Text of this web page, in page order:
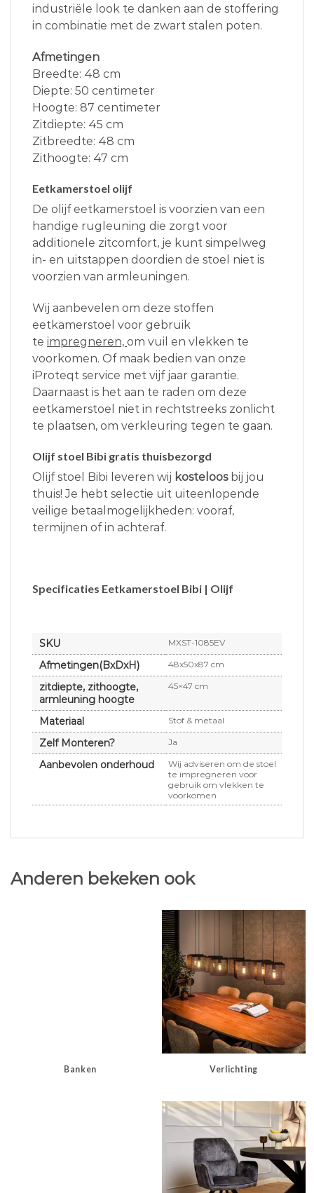
industriële look te danken aan de stoffering
in combinatie met de zwart stalen poten.
Afmetingen
Breedte: 48 cm
Diepte: 50 centimeter
Hoogte: 87 centimeter
Zitdiepte: 45 cm
Zitbreedte: 48 cm
Zithoogte: 47 cm
Eetkamerstoel olijf
De olijf eetkamerstoel is voorzien van een
handige rugleuning die zorgt voor
additionele zitcomfort, je kunt simpelweg
in- en uitstappen doordien de stoel niet is
voorzien van armleuningen.
Wij aanbevelen om deze stoffen
eetkamerstoel voor gebruik
te impregneren, om vuil en vlekken te
voorkomen. Of maak bedien van onze
iProteqt service met vijf jaar garantie.
Daarnaast is het aan te raden om deze
eetkamerstoel niet in rechtstreeks zonlicht
te plaatsen, om verkleuring tegen te gaan.
Olijf stoel Bibi gratis thuisbezorgd
Olijf stoel Bibi leveren wij kosteloos bij jou
thuis! Je hebt selectie uit uiteenlopende
veilige betaalmogelijkheden: vooraf,
termijnen of in achteraf.
Specificaties Eetkamerstoel Bibi | Olijf
SKU MXST-1085EV
Afmetingen(BxDxH) 48x50x87 cm
zitdiepte, zithoogte,
armleuning hoogte
45×47 cm
Materiaal Stof & metaal
Zelf Monteren? Ja
Aanbevolen onderhoud
Wij adviseren om de stoel
te impregneren voor
gebruik om vlekken te
voorkomen
Anderen bekeken ook
Banken Verlichting